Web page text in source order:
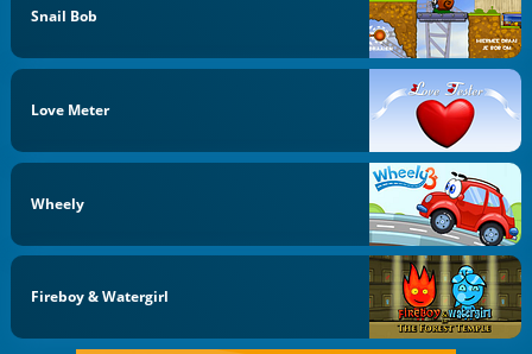
Snail Bob
Love Meter
Wheely
Fireboy & Watergirl